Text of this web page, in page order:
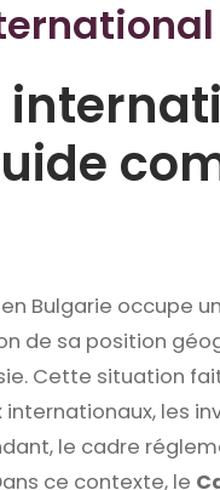
Bulgarie occupe
de sa position
Cette situation
les
le cadre
ce contexte, le